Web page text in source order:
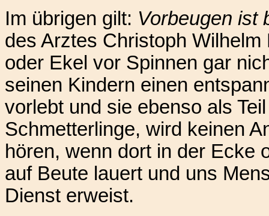
Im übrigen gilt: Vorbeugen ist
des Arztes Christoph
oder Ekel vor Spinnen gar
seinen Kindern einen
vorlebt und sie ebenso als
Schmetterlinge, wird keinen
hören, wenn dort in der Ecke
auf Beute lauert und uns
Dienst erweist.